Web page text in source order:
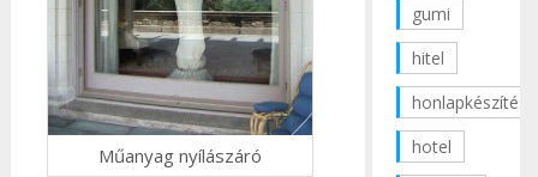
Műanyag nyílászáró
gumi
hitel
honlapkészítés
hotel